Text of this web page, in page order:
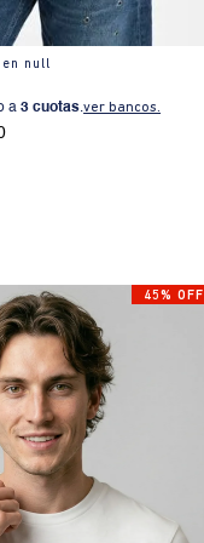
en null
a3 cuotas.ver bancos.
45% OFF